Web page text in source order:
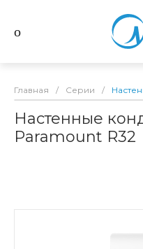
Главная / Серии /
Настенные
Paramount R32